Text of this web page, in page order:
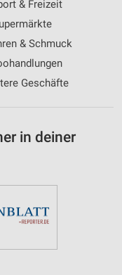
& Freizeit
& Schmuck
Geschäfte
in deiner